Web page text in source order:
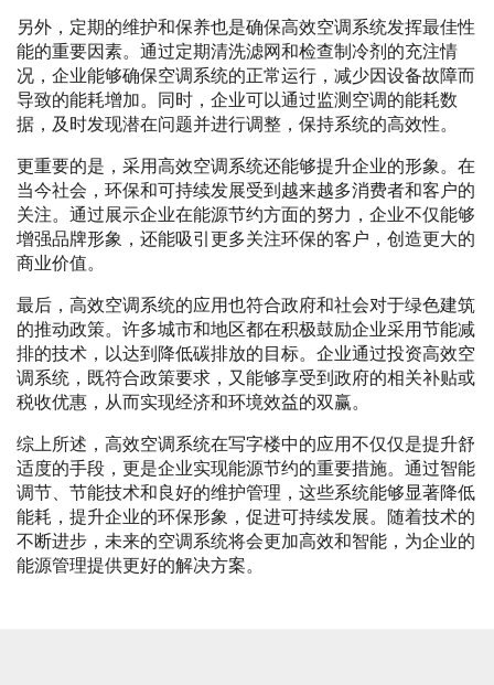
另外，定期的维护和保养也是确保高效空调系统发挥最佳性
能的重要因素。通过定期清洗滤网和检查制冷剂的充注情
况，企业能够确保空调系统的正常运行，减少因设备故障而
导致的能耗增加。同时，企业可以通过监测空调的能耗数
据，及时发现潜在问题并进行调整，保持系统的高效性。
更重要的是，采用高效空调系统还能够提升企业的形象。在
当今社会，环保和可持续发展受到越来越多消费者和客户的
关注。通过展示企业在能源节约方面的努力，企业不仅能够
增强品牌形象，还能吸引更多关注环保的客户，创造更大的
商业价值。
最后，高效空调系统的应用也符合政府和社会对于绿色建筑
的推动政策。许多城市和地区都在积极鼓励企业采用节能减
排的技术，以达到降低碳排放的目标。企业通过投资高效空
调系统，既符合政策要求，又能够享受到政府的相关补贴或
税收优惠，从而实现经济和环境效益的双赢。
综上所述，高效空调系统在写字楼中的应用不仅仅是提升舒
适度的手段，更是企业实现能源节约的重要措施。通过智能
调节、节能技术和良好的维护管理，这些系统能够显著降低
能耗，提升企业的环保形象，促进可持续发展。随着技术的
不断进步，未来的空调系统将会更加高效和智能，为企业的
能源管理提供更好的解决方案。